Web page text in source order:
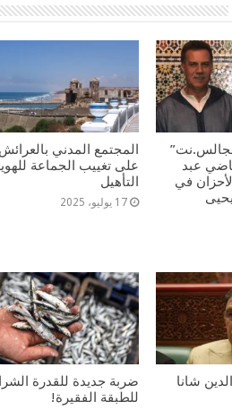
عبد
في
المجتمع المدني
على تغييب الجماعة
التأهيل
17 يوليو، 2025
شانا
ضربة جديدة للقدرة
للطبقة الفقيرة!